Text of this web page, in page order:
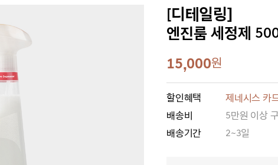
[디테일링]
엔진룸 세정제
15,000원
할인혜택
제네시스 카
배송비
5만원 이상
배송기간
2~3일